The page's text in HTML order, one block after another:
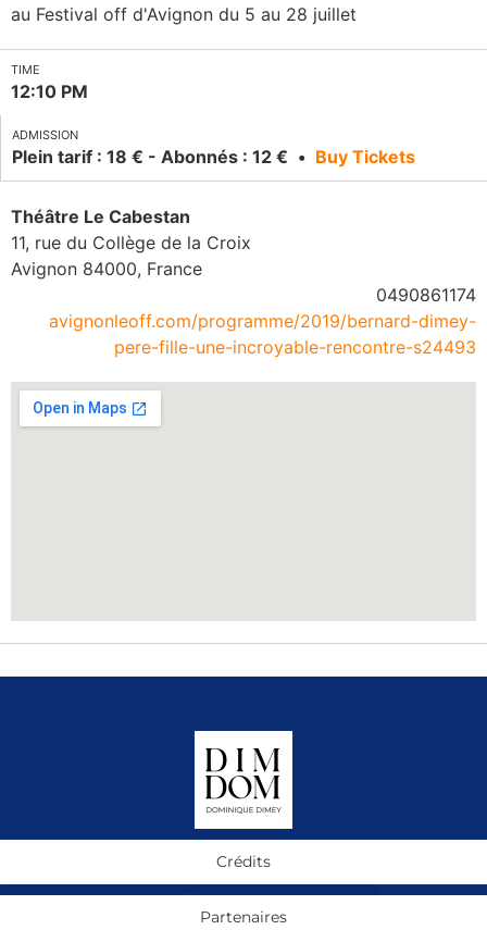
au Festival off d'Avignon du 5 au 28 juillet
TIME
12:10 PM
ADMISSION
Plein tarif : 18 € - Abonnés : 12 € Buy Tickets
Théâtre Le Cabestan
11, rue du Collège de la Croix
Avignon 84000, France
0490861174
avignonleoff.com/programme/2019/bernard-dimey-
pere-fille-une-incroyable-rencontre-s24493
Crédits
Partenaires